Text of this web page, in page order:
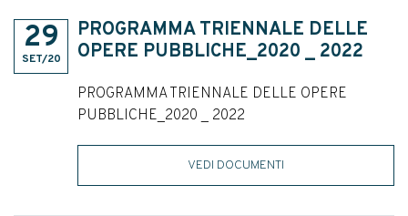
29
SET/20
PROGRAMMA TRIENNALE DELLE
OPERE PUBBLICHE_2020 _ 2022
PROGRAMMA TRIENNALE DELLE OPERE
PUBBLICHE_2020 _ 2022
VEDI DOCUMENTI